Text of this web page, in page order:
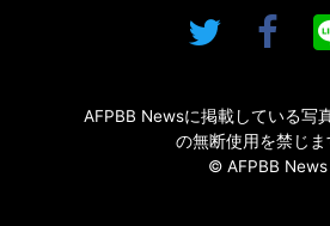
AFPBB Newsに掲載している写
の無断使用を禁じま
© AFPBB News